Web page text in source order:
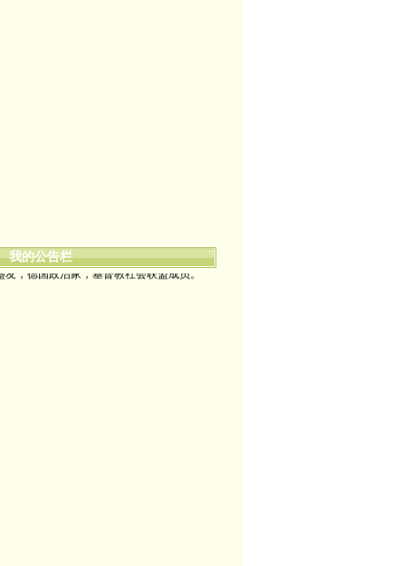
我的公告栏
友，德国政治家，基督教社会联盟成员。